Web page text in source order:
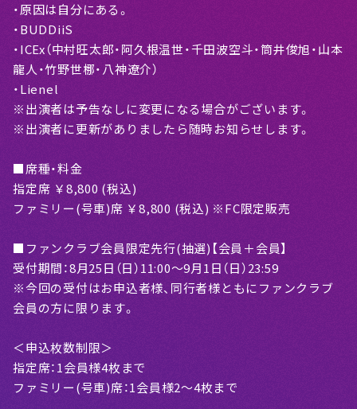
・原因は自分にある。
・BUDDiiS
・ICEx（中村旺太郎・阿久根温世・千田波空斗・筒井俊旭・山本
龍人・竹野世梛・八神遼介）
・Lienel
※出演者は予告なしに変更になる場合がございます。
※出演者に更新がありましたら随時お知らせします。
■席種・料金
指定席 ￥8,800 (税込)
ファミリー(号車)席 ￥8,800 (税込) ※FC限定販売
■ファンクラブ会員限定先行(抽選)【会員＋会員】
受付期間：8月25日（日）11:00〜9月1日（日）23:59
※今回の受付はお申込者様、同行者様ともにファンクラブ
会員の方に限ります。
＜申込枚数制限＞
指定席：1会員様4枚まで
ファミリー(号車)席：1会員様2～4枚まで